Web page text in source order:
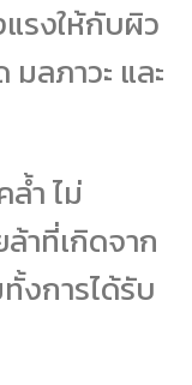
รงให้กับผิว
ลภาวะ และ
ำ ไม่
าที่เกิดจาก
งการได้รับ